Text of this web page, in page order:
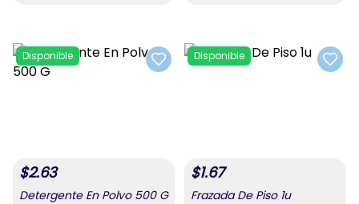
Add to favorites
Disponible
$2.63
Detergente En Polvo 500 G
Add
Disponible
$1.67
Frazada De Piso 1u